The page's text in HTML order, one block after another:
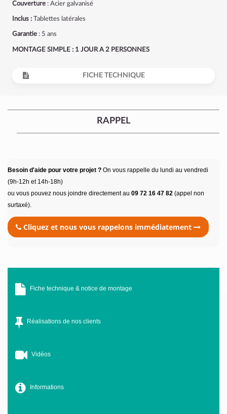
Couverture : Acier galvanisé
Inclus : Tablettes latérales
Garantie : 5 ans
MONTAGE SIMPLE : 1 JOUR A 2 PERSONNES
FICHE TECHNIQUE
RAPPEL
Besoin d'aide pour votre projet ? On vous rappelle du lundi au vendredi
(9h-12h et 14h-18h)
ou vous pouvez nous joindre directement au 09 72 16 47 82 (appel non
surtaxé).
Cliquez et nous vous rappelons immédiatement
Fiche technique & notice de montage
Réalisations de nos clients
Vidéos
Informations